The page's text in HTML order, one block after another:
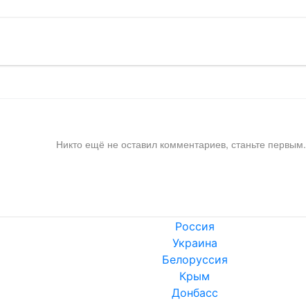
Никто ещё не оставил комментариев, станьте первым.
Россия
Украина
Белоруссия
Крым
Донбасс